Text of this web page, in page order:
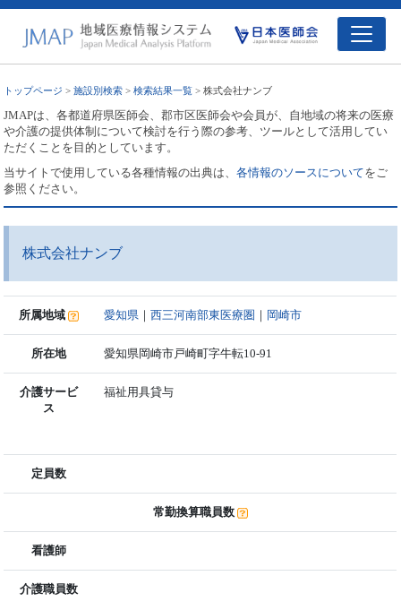
トップページ >施設別検索 >検索結果一覧 > 株式会社ナンブ
JMAPは、各都道府県医師会、郡市区医師会や会員が、自地域の将来の医療
や介護の提供体制について検討を行う際の参考、ツールとして活用してい
ただくことを目的としています。
当サイトで使用している各種情報の出典は、各情報のソースについてをご
参照ください。
株式会社ナンブ
所属地域 愛知県 ｜西三河南部東医療圏 ｜ 岡崎市
所在地 愛知県岡崎市戸崎町字牛転10-91
介護サービ
ス
福祉用具貸与
定員数
常勤換算職員数
看護師
介護職員数